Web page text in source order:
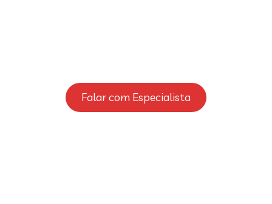
Falar com Especialista